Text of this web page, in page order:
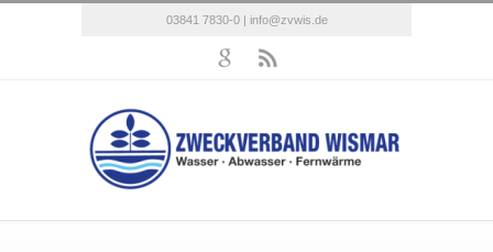
03841 7830-0 | info@zvwis.de